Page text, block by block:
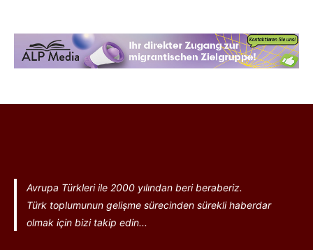
Avrupa Türkleri ile 2000 yılından beri beraberiz.
Türk toplumunun gelişme sürecinden sürekli haberdar
olmak için bizi takip edin...